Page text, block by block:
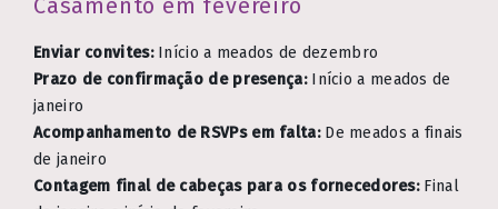
Enviar convites:Início a meados de dezembro
Prazo de confirmação de presença:Início a meados de
janeiro
Acompanhamento de RSVPs em falta:De meados a finais
de janeiro
Contagem final de cabeças para os fornecedores:Final